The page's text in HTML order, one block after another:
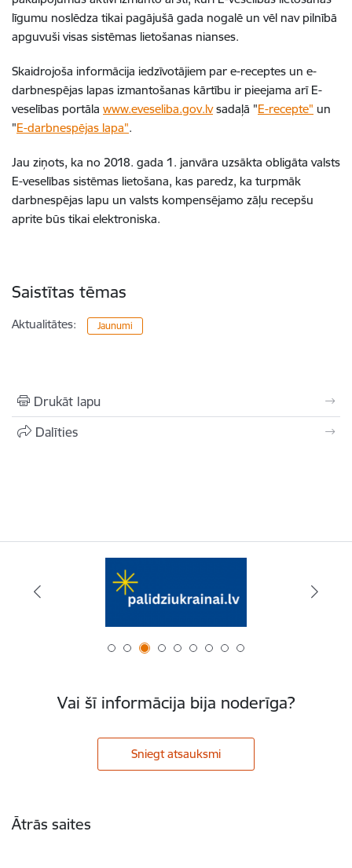
līgumu noslēdza tikai pagājušā gada nogalē un vēl nav pilnībā
apguvuši visas sistēmas lietošanas nianses.
Skaidrojoša informācija iedzīvotājiem par e-receptes un e-
darbnespējas lapas izmantošanas kārtību ir pieejama arī E-
veselības portāla www.eveseliba.gov.lvsadaļā "E-recepte" un
"E-darbnespējas lapa".
Jau ziņots, ka no 2018. gada 1. janvāra uzsākta obligāta valsts
E-veselības sistēmas lietošana, kas paredz, ka turpmāk
darbnespējas lapu un valsts kompensējamo zāļu recepšu
aprite būs tikai elektroniska.
Saistītas tēmas
Aktualitātes: Jaunumi
Drukāt lapu
Dalīties
Vai šī informācija bija noderīga?
Sniegt atsauksmi
Ātrās saites